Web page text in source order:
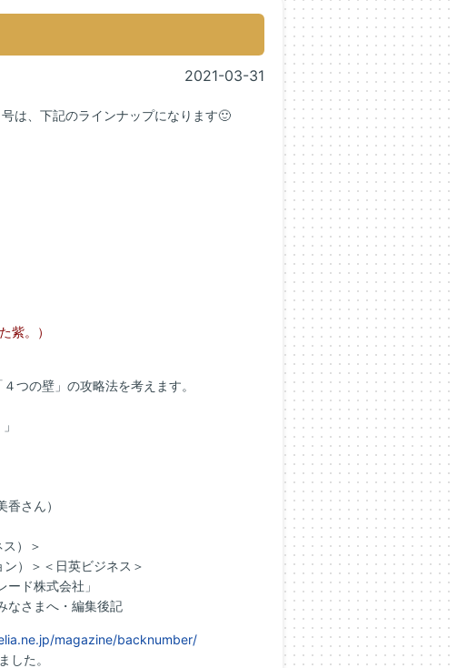
2021-03-31
は、下記のラインナップになります🙂
紫。）
つの壁」の攻略法を考えます。
さん）
）＞
）＞＜日英ビジネス＞
ー ド株式会社」
なさまへ・ 編集後記
magazine/backnumber/
した。